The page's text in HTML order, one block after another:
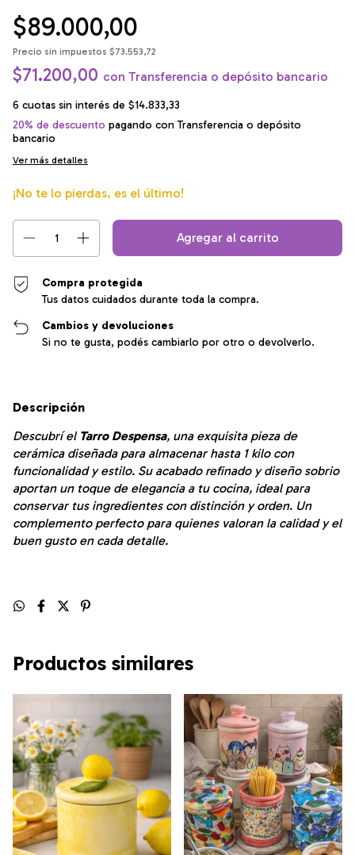
$89.000,00
Precio sin impuestos $73.553,72
$71.200,00 con Transferencia o depósito bancario
6 cuotas sin interés de $14.833,33
20% de descuento pagando con Transferencia o depósito
bancario
Ver más detalles
¡No te lo pierdas, es el último!
Compra protegida
Tus datos cuidados durante toda la compra.
Cambios y devoluciones
Si no te gusta, podés cambiarlo por otro o devolverlo.
Descripción
Descubrí el Tarro Despensa, una exquisita pieza de
cerámica diseñada para almacenar hasta 1 kilo con
funcionalidad y estilo. Su acabado refinado y diseño sobrio
aportan un toque de elegancia a tu cocina, ideal para
conservar tus ingredientes con distinción y orden. Un
complemento perfecto para quienes valoran la calidad y el
buen gusto en cada detalle.
Productos similares